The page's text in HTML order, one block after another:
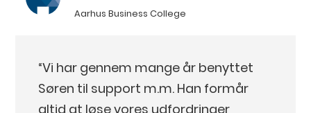
Aarhus Business College
“Vi har gennem mange år benyttet
Søren til support m.m. Han formår
altid at løse vores udfordringer